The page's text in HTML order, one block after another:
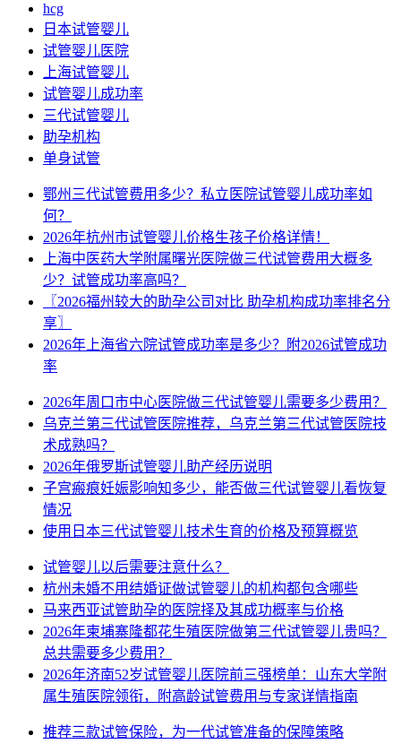
hcg
日本试管婴儿
试管婴儿医院
上海试管婴儿
试管婴儿成功率
三代试管婴儿
助孕机构
单身试管
鄂州三代试管费用多少？私立医院试管婴儿成功率如
何？
2026年杭州市试管婴儿价格生孩子价格详情！
上海中医药大学附属曙光医院做三代试管费用大概多
少？试管成功率高吗？
〖2026福州较大的助孕公司对比 助孕机构成功率排名分
享〗
2026年上海省六院试管成功率是多少？附2026试管成功
率
2026年周口市中心医院做三代试管婴儿需要多少费用？
乌克兰第三代试管医院推荐，乌克兰第三代试管医院技
术成熟吗？
2026年俄罗斯试管婴儿助产经历说明
子宫瘢痕妊娠影响知多少，能否做三代试管婴儿看恢复
情况
使用日本三代试管婴儿技术生育的价格及预算概览
试管婴儿以后需要注意什么？
杭州未婚不用结婚证做试管婴儿的机构都包含哪些
马来西亚试管助孕的医院择及其成功概率与价格
2026年柬埔寨隆都花生殖医院做第三代试管婴儿贵吗？
总共需要多少费用？
2026年济南52岁试管婴儿医院前三强榜单：山东大学附
属生殖医院领衔，附高龄试管费用与专家详情指南
推荐三款试管保险，为一代试管准备的保障策略